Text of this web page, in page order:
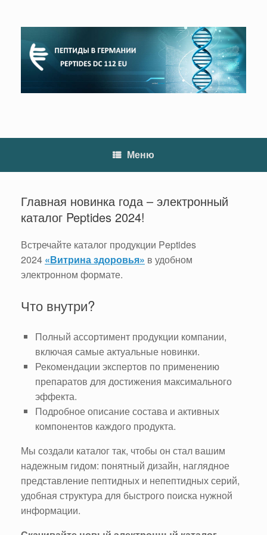
содержанию
Меню
Главная новинка года – электронный
каталог Peptides 2024!
Встречайте каталог продукции Peptides
2024 «Витрина здоровья» в удобном
электронном формате.
Что внутри?
Полный ассортимент продукции компании,
включая самые актуальные новинки.
Рекомендации экспертов по применению
препаратов для достижения максимального
эффекта.
Подробное описание состава и активных
компонентов каждого продукта.
Мы создали каталог так, чтобы он стал вашим
надежным гидом: понятный дизайн, наглядное
представление пептидных и непептидных серий,
удобная структура для быстрого поиска нужной
информации.